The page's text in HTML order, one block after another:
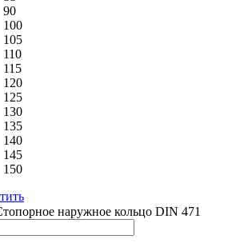
90
100
105
110
115
120
125
130
135
140
145
150
наружное кольцо DIN 471